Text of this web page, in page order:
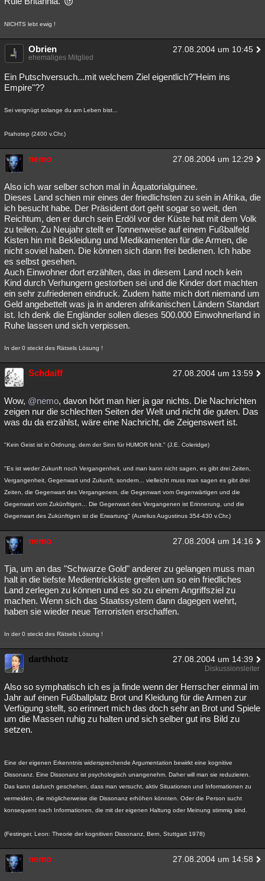
NICHTS lebt ewig !
Obrien 27.08.2004 um 10:45
ehemaliges Mitglied
Ein Putschversuch...mit welchem Ziel eigentlich?"Heim ins
Empire"??
Sei vergnügt solange du am Leben bist...
Ptahotep (2400 v.Chr.)
nemo 27.08.2004 um 12:29
Also ich war selber schon mal in Äquatorialguinee.
Dieses Land schien mir eines der friedlichsten zu sein in Afrika, die
ich besucht habe. Der Präsident dort geht sogar so weit, den
Reichtum, den er durch sein Erdöl vor der Küste hat mit dem Volk
zu teilen. Zu Neujahr stellt er Tonnenweise auf einem Fußbalfeld
Kisten hin mit Bekleidung und Medikamenten für die Armen, die
nicht soviel haben. Die können sich dann frei bedienen. Ich habe
es selbst gesehen.
Auch Einwohner dort erzählten, das in diesem Land noch kein
Kind durch Verhungern gestorben sei und die Kinder dort machten
ein sehr zufriedenen eindruck. Zudem hatte mich dort niemand um
Geld angebettelt was ja in anderen afrikanischen Ländern Standart
ist. Ich denk die Engländer sollen dieses 500.000 Einwohnerland in
Ruhe lassen und sich verpissen.
In der 0 steckt des Rätsels Lösung !
Schdaiff 27.08.2004 um 13:59
Wow, @nemo, davon hört man hier ja gar nichts. Die Nachrichten
zeigen nur die schlechten Seiten der Welt und nicht die guten. Das
was du da erzählst, wäre eine Nachricht, die Zeigenswert ist.
"Kein Geist ist in Ordnung, dem der Sinn für HUMOR fehlt." (J.E. Coleridge)
"Es ist weder Zukunft noch Vergangenheit, und man kann nicht sagen, es gibt drei Zeiten,
Vergangenheit, Gegenwart und Zukunft, sondern... vielleicht muss man sagen es gibt drei
Zeiten, die Gegenwart des Vergangenem, die Gegenwart vom Gegenwärtigen und die
Gegenwart vom Zukünftigen... Die Gegenwart des Vergangenen ist Erinnerung, und die
Gegenwart des Zukünftigen ist die Erwartung" (Aurelius Augustinus 354-430 v.Chr.)
nemo 27.08.2004 um 14:16
Tja, um an das "Schwarze Gold" anderer zu gelangen muss man
halt in die tiefste Medientrickkiste greifen um so ein friedliches
Land zerlegen zu können und es so zu einem Angriffsziel zu
machen. Wenn sich das Staatssystem dann dagegen wehrt,
haben sie wieder neue Terroristen erschaffen.
In der 0 steckt des Rätsels Lösung !
darthhotz 27.08.2004 um 14:39
Diskussionsleiter
Also so symphatisch ich es ja finde wenn der Herrscher einmal im
Jahr auf einen Fußballplatz Brot und Kleidung für die Armen zur
Verfügung stellt, so erinnert mich das doch sehr an Brot und Spiele
um die Massen ruhig zu halten und sich selber gut ins Bild zu
setzen.
Eine der eigenen Erkenntnis widersprechende Argumentation bewirkt eine kognitive
Dissonanz. Eine Dissonanz ist psychologisch unangenehm. Daher will man sie reduzieren.
Das kann dadurch geschehen, dass man versucht, aktiv Situationen und Informationen zu
vermeiden, die möglicherweise die Dissonanz erhöhen könnten. Oder die Person sucht
konsequent nach Informationen, die mit der eigenen Haltung oder Meinung stimmig sind.
(Festinger, Leon: Theorie der kognitiven Dissonanz, Bern, Stuttgart 1978)
nemo 27.08.2004 um 14:58